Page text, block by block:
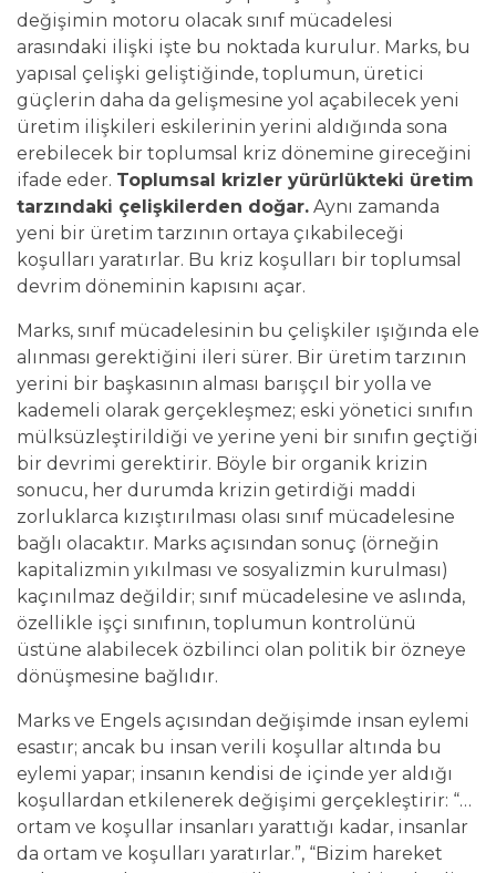
değişimin motoru olacak sınıf mücadelesi
arasındaki ilişki işte bu noktada kurulur. Marks, bu
yapısal çelişki geliştiğinde, toplumun, üretici
güçlerin daha da gelişmesine yol açabilecek yeni
üretim ilişkileri eskilerinin yerini aldığında sona
erebilecek bir toplumsal kriz dönemine gireceğini
ifade eder. Toplumsal krizler yürürlükteki üretim
tarzındaki çelişkilerden doğar. Aynı zamanda
yeni bir üretim tarzının ortaya çıkabileceği
koşulları yaratırlar. Bu kriz koşulları bir toplumsal
devrim döneminin kapısını açar.
Marks, sınıf mücadelesinin bu çelişkiler ışığında ele
alınması gerektiğini ileri sürer. Bir üretim tarzının
yerini bir başkasının alması barışçıl bir yolla ve
kademeli olarak gerçekleşmez; eski yönetici sınıfın
mülksüzleştirildiği ve yerine yeni bir sınıfın geçtiği
bir devrimi gerektirir. Böyle bir organik krizin
sonucu, her durumda krizin getirdiği maddi
zorluklarca kızıştırılması olası sınıf mücadelesine
bağlı olacaktır. Marks açısından sonuç (örneğin
kapitalizmin yıkılması ve sosyalizmin kurulması)
kaçınılmaz değildir; sınıf mücadelesine ve aslında,
özellikle işçi sınıfının, toplumun kontrolünü
üstüne alabilecek özbilinci olan politik bir özneye
dönüşmesine bağlıdır.
Marks ve Engels açısından değişimde insan eylemi
esastır; ancak bu insan verili koşullar altında bu
eylemi yapar; insanın kendisi de içinde yer aldığı
koşullardan etkilenerek değişimi gerçekleştirir: “…
ortam ve koşullar insanları yarattığı kadar, insanlar
da ortam ve koşulları yaratırlar.”, “Bizim hareket